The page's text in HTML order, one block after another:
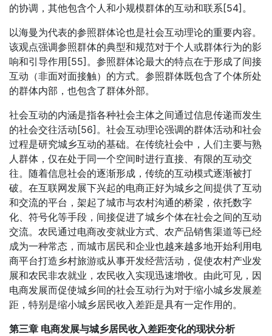
的协调，其他包含个人和小规模群体的互动和联系[54]。
以海曼为代表的参照群体论也是社会互动理论的重要内容。
该观点强调参照群体的典型和规范对于个人或群体行为的影
响和引导作用[55]。参照群体论最大的特点在于形成了间接
互动（非面对面接触）的方式。参照群体既包含了个体所处
的群体内部，也包含了群体外部。
社会互动的内涵是指各种社会主体之间通过信息传递而发生
的社会交往活动[56]。社会互动理论强调的群体活动和社会
过程是研究城乡互动的基础。在传统社会中，人们主要与熟
人群体，仅在处于同一个空间时进行直接、有限的互动交
往。随着信息社会的逐渐形成，传统的互动模式逐渐被打
破。在互联网发展下兴起的电商正好为城乡之间提供了互动
和交流的平台，架起了城市与农村沟通的桥梁，依托数字
化、符号化等手段，间接促进了城乡个体在社会之间的互动
交流。农民通过电商改变就业方式、农产品销售渠道等已经
成为一种常态，而城市居民和企业也越来越多地开始利用电
商平台打造乡村旅游或从事开发经营活动，促使农村产业发
展和农民非农就业，农民收入实现迅速增收。由此可见，因
电商发展而促使城乡间的社会互动行为对于缩小城乡发展差
距，特别是缩小城乡居民收入差距是具有一定作用的。
第三章 电商发展与城乡居民收入差距变化的现状分析